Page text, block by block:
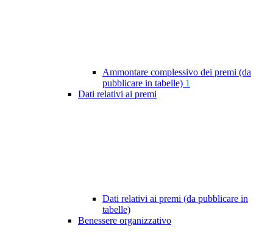
Ammontare complessivo dei premi (da
pubblicare in tabelle) 1
Dati relativi ai premi
Dati relativi ai premi (da pubblicare in
tabelle)
Benessere organizzativo